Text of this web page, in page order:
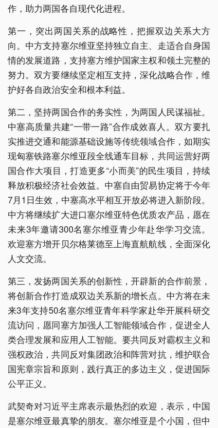
作，助力两国各自现代化进程。
第一，突出两国关系的战略性，把握双边关系大方
向。中方支持塞尔维亚坚持独立自主、走适合自身国
情的发展道路，支持塞方维护国家主权和领土完整的
努力。双方要继续坚定相互支持，深化战略合作，维
护好各自政治安全和根本利益。
第二，坚持两国合作的务实性，为两国人民谋福祉。
中塞高质量共建“一带一路”合作成效喜人。双方要扎
实推进交通和能源基础设施等传统领域合作，如期实
现匈塞铁路塞尔维亚段全线通车目标，共同运营好两
国合作大项目，打造更多“小而美”的民生项目，持续
释放积极经济社会效益。中塞自由贸易协定将于今年
7月1日生效，中塞高水平相互开放必将进入新阶段。
中方将继续扩大进口塞尔维亚特色优质农产品，愿在
未来3年邀请300名塞尔维亚青少年赴华学习交流。
欢迎塞方增开贝尔格莱德至上海直航航线，全面深化
人文交流。
第三，发扬两国关系的创新性，开辟新的合作前景，
将创新合作打造成双边关系新的增长点。中方将在未
来3年支持50名塞尔维亚青年科学家赴华开展科研交
流访问，愿同塞方加强人工智能领域合作，促进全人
类合理发展和应用人工智能。要共同反对霸权主义和
强权政治，共同反对集团政治和阵营对抗，维护联合
国宪章宗旨和原则，践行真正的多边主义，促进国际
公平正义。
武契奇对习近平主席表示最热烈的欢迎，表示，中国
是塞尔维亚最真挚的朋友。塞尔维亚是个小国，但中